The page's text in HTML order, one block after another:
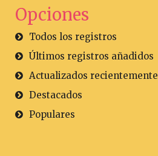
Opciones
Todos los registros
Últimos registros añadidos
Actualizados recientemente
Destacados
Populares